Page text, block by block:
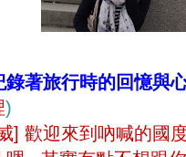
著旅行時的回憶與
)